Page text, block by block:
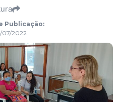
Publicação:
07/2022